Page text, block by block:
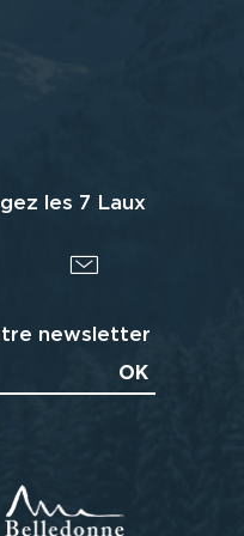
les 7 Laux
newsletter